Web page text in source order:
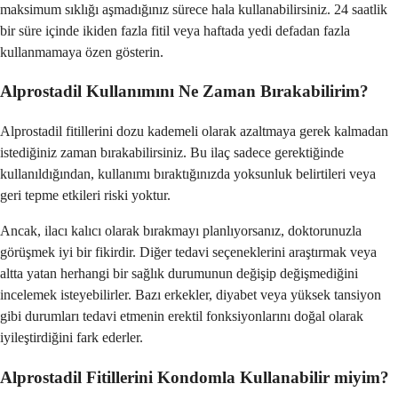
maksimum sıklığı aşmadığınız sürece hala kullanabilirsiniz. 24 saatlik
bir süre içinde ikiden fazla fitil veya haftada yedi defadan fazla
kullanmamaya özen gösterin.
Alprostadil Kullanımını Ne Zaman Bırakabilirim?
Alprostadil fitillerini dozu kademeli olarak azaltmaya gerek kalmadan
istediğiniz zaman bırakabilirsiniz. Bu ilaç sadece gerektiğinde
kullanıldığından, kullanımı bıraktığınızda yoksunluk belirtileri veya
geri tepme etkileri riski yoktur.
Ancak, ilacı kalıcı olarak bırakmayı planlıyorsanız, doktorunuzla
görüşmek iyi bir fikirdir. Diğer tedavi seçeneklerini araştırmak veya
altta yatan herhangi bir sağlık durumunun değişip değişmediğini
incelemek isteyebilirler. Bazı erkekler, diyabet veya yüksek tansiyon
gibi durumları tedavi etmenin erektil fonksiyonlarını doğal olarak
iyileştirdiğini fark ederler.
Alprostadil Fitillerini Kondomla Kullanabilir miyim?